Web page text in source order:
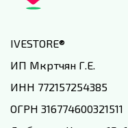
IVESTORE®
ИП Мкртчян Г.Е.
ИНН 772157254385
ОГРН 316774600321511